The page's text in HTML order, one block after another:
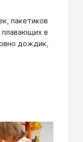
пакетиков
плавающих в
дождик,